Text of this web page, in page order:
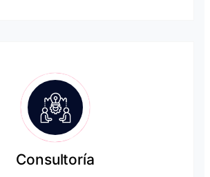
Consultoría